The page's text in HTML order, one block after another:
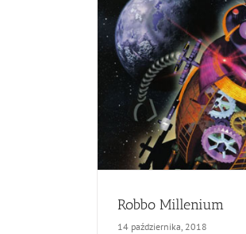
Robbo Millenium
14 października, 2018